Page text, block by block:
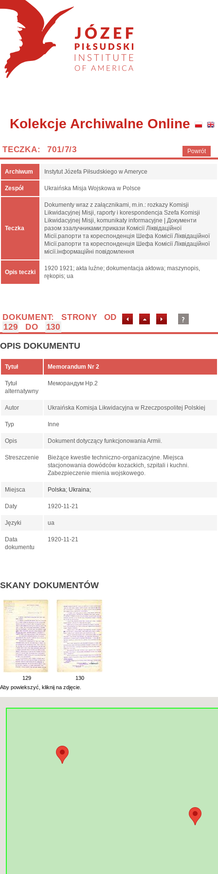
Kolekcje Archiwalne Online
Powrót
TECZKA: 701/7/3
Archiwum Instytut Józefa Piłsudskiego w Ameryce
Zespół Ukraińska Misja Wojskowa w Polsce
Teczka
Dokumenty wraz z załącznikami, m.in.: rozkazy Komisji
Likwidacyjnej Misji, raporty i korespondencja Szefa Komisji
Likwidacyjnej Misji, komunikaty informacyjne | Документи
разом ззалучниками;прикази Комісії Ліквідаційної
Місії.рапорти та кореспонденція Шефа Комісії Ліквідаційної
Місії.рапорти та кореспонденція Шефа Комісії Ліквідаційної
місії.інформаційні повідомлення
Opis teczki
1920 1921; akta luźne; dokumentacja aktowa; maszynopis,
rękopis; ua
DOKUMENT: STRONY OD
129
DO 130
OPIS DOKUMENTU
Tytuł Memorandum Nr 2
Tytuł
alternatywny
Меморандум Нр.2
Autor Ukraińska Komisja Likwidacyjna w Rzeczpospolitej Polskiej
Typ Inne
Opis Dokument dotyczący funkcjonowania Armii.
Streszczenie
Bieżące kwestie techniczno-organizacyjne. Miejsca
stacjonowania dowódców kozackich, szpitali i kuchni.
Zabezpieczenie mienia wojskowego.
Miejsca Polska; Ukraina;
Daty 1920-11-21
Języki ua
Data
dokumentu
1920-11-21
SKANY DOKUMENTÓW
129
130
Aby powiekszyć, kliknij na zdjęcie.